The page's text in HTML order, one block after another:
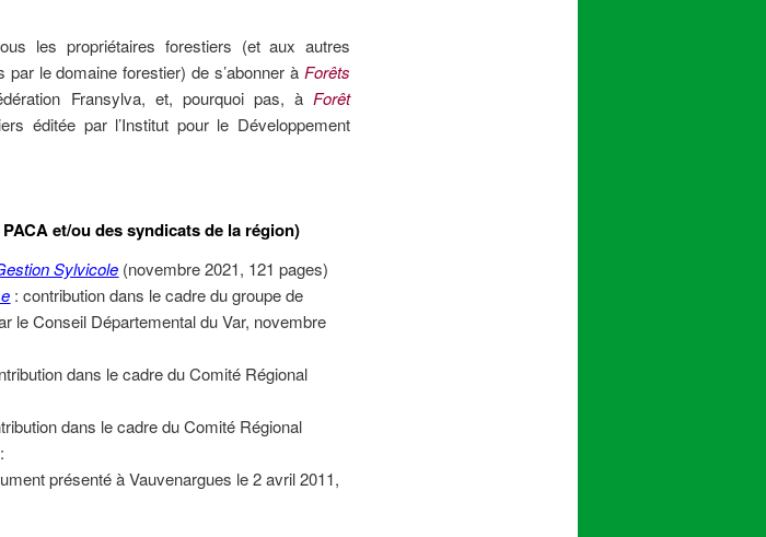
les propriétaires forestiers (et aux autres
le domaine forestier) de s’abonner à Forêts
Fransylva, et, pourquoi pas, à Forêt
éditée par l’Institut pour le Développement
et/ou des syndicats de la région)
Sylvicole (novembre 2021, 121 pages)
: contribution dans le cadre du groupe de
le Conseil Départemental du Var, novembre
dans le cadre du Comité Régional
dans le cadre du Comité Régional
présenté à Vauvenargues le 2 avril 2011,